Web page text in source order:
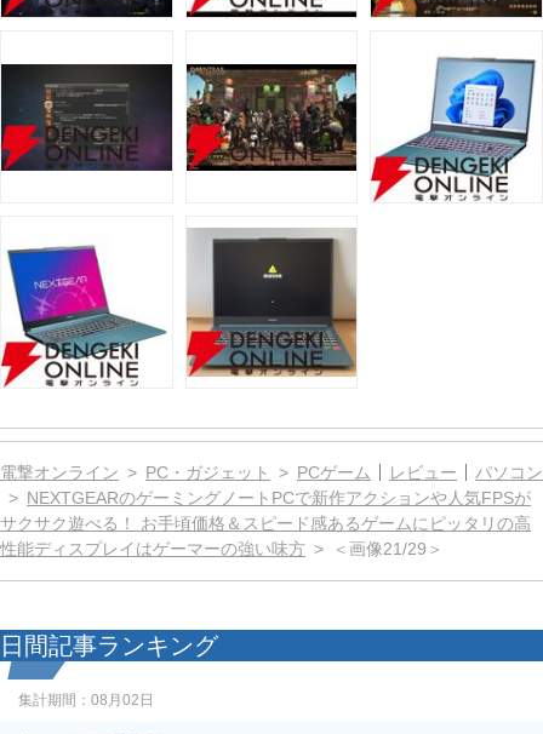
電撃オンライン PC・ガジェット PCゲーム レビュー
パソコン
NEXTGEARのゲーミングノートPCで新作アクションや人気FPSが
サクサク遊べる！ お手頃価格＆スピード感あるゲームにピッタリの高
性能ディスプレイはゲーマーの強い味方
＜画像21/29＞
日間記事ランキング
集計期間： 08月02日